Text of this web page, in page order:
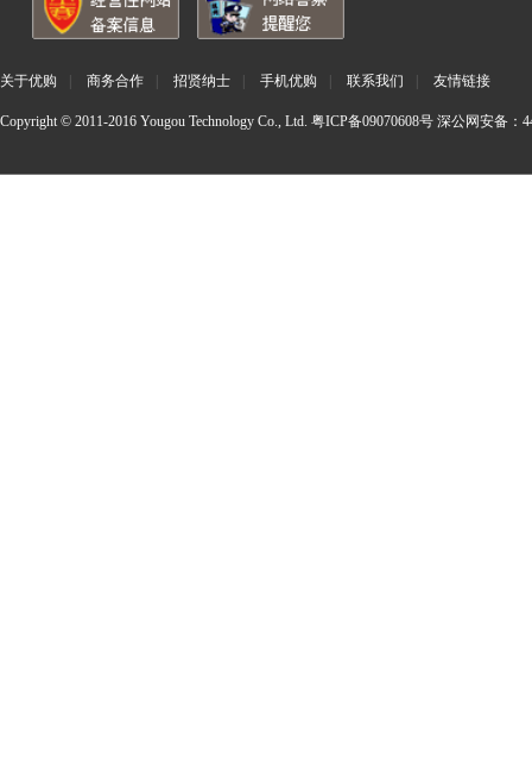
关于优购 商务合作 招贤纳士 手机优购 联系我们 友情链接
Copyright © 2011-2016 Yougou Technology Co., Ltd. 粤ICP备09070608号 深公网安备：